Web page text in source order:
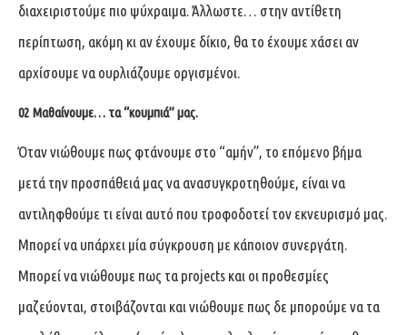
διαχειριστούμε πιο ψύχραιμα. Άλλωστε… στην αντίθετη
περίπτωση, ακόμη κι αν έχουμε δίκιο, θα το έχουμε χάσει αν
αρχίσουμε να ουρλιάζουμε οργισμένοι.
02 Μαθαίνουμε… τα “κουμπιά” μας.
Όταν νιώθουμε πως φτάνουμε στο “αμήν”, το επόμενο βήμα
μετά την προσπάθειά μας να ανασυγκροτηθούμε, είναι να
αντιληφθούμε τι είναι αυτό που τροφοδοτεί τον εκνευρισμό μας.
Μπορεί να υπάρχει μία σύγκρουση με κάποιον συνεργάτη.
Μπορεί να νιώθουμε πως τα projects και οι προθεσμίες
μαζεύονται, στοιβάζονται και νιώθουμε πως δε μπορούμε να τα